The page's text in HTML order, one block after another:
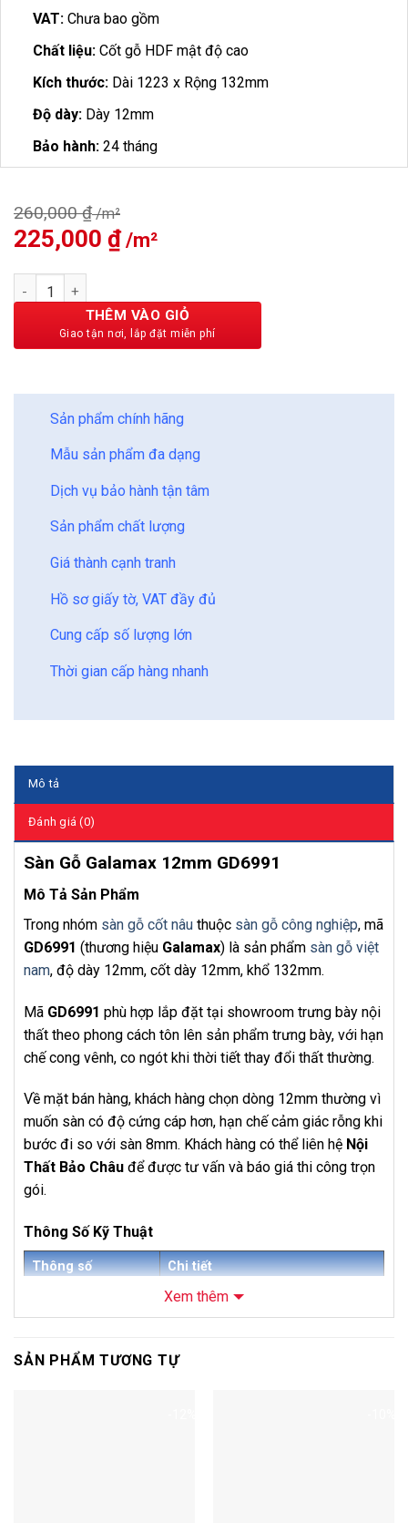
VAT: Chưa bao gồm
Chất liệu: Cốt gỗ HDF mật độ cao
Kích thước: Dài 1223 x Rộng 132mm
Độ dày: Dày 12mm
Bảo hành: 24 tháng
260,000₫
Giá
gốc
là:
260,000 ₫.
225,000 ₫
225,000 ₫.
Sàn Gỗ Galamax 12mm GD6991 số lượng
THÊM VÀO GIỎ
Sản phẩm chính hãng
Mẫu sản phẩm đa dạng
Dịch vụ bảo hành tận tâm
Sản phẩm chất lượng
Giá thành cạnh tranh
Hồ sơ giấy tờ, VAT đầy đủ
Cung cấp số lượng lớn
Thời gian cấp hàng nhanh
Mô tả
Đánh giá (0)
Sàn Gỗ Galamax 12mm GD6991
Mô Tả Sản Phẩm
Trong nhóm sàn gỗ cốt nâu thuộc sàn gỗ công nghiệp, mã
GD6991 (thương hiệu Galamax) là sản phẩm sàn gỗ việt
nam, độ dày 12mm, cốt dày 12mm, khổ 132mm.
Mã GD6991 phù hợp lắp đặt tại showroom trưng bày nội
thất theo phong cách tôn lên sản phẩm trưng bày, với hạn
chế cong vênh, co ngót khi thời tiết thay đổi thất thường.
Về mặt bán hàng, khách hàng chọn dòng 12mm thường vì
muốn sàn có độ cứng cáp hơn, hạn chế cảm giác rỗng khi
bước đi so với sàn 8mm. Khách hàng có thể liên hệ Nội
Thất Bảo Châu để được tư vấn và báo giá thi công trọn
gói.
Thông Số Kỹ Thuật
Thông số Chi tiết
Sàn Gỗ Galamax 12mm GD6991
Thương hiệu Galamax
Xem thêm
SẢN PHẨM TƯƠNG TỰ